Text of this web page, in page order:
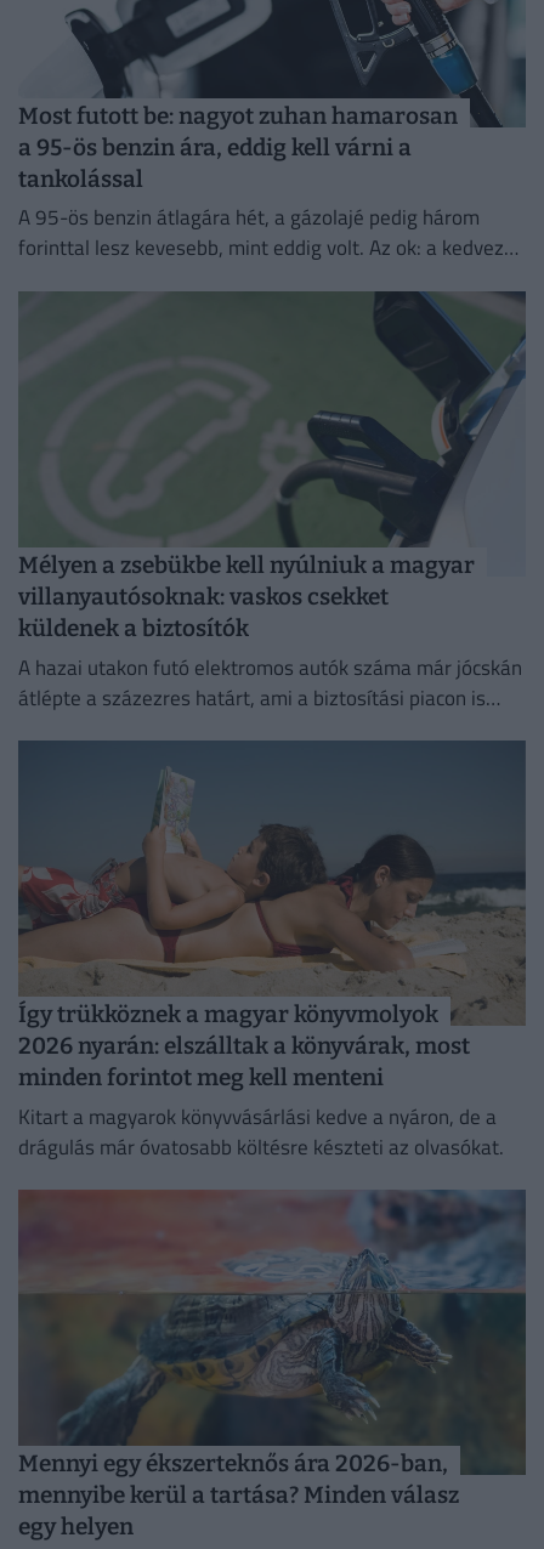
Most futott be: nagyot zuhan hamarosan
a 95-ös benzin ára, eddig kell várni a
tankolással
A 95-ös benzin átlagára hét, a gázolajé pedig három
forinttal lesz kevesebb, mint eddig volt. Az ok: a kedvező
Mélyen a zsebükbe kell nyúlniuk a magyar
villanyautósoknak: vaskos csekket
küldenek a biztosítók
A hazai utakon futó elektromos autók száma már jócskán
átlépte a százezres határt, ami a biztosítási piacon is
Így trükköznek a magyar könyvmolyok
2026 nyarán: elszálltak a könyvárak, most
minden forintot meg kell menteni
Kitart a magyarok könyvvásárlási kedve a nyáron, de a
drágulás már óvatosabb költésre készteti az olvasókat.
Mennyi egy ékszerteknős ára 2026-ban,
mennyibe kerül a tartása? Minden válasz
egy helyen